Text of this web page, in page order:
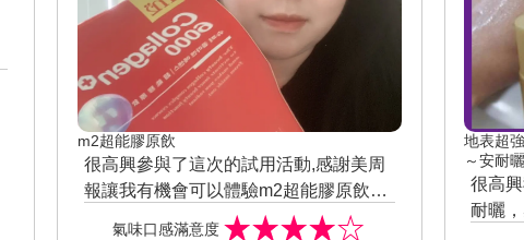
m2超能膠原飲
很高興參與了這次的試用活動,感謝美周
報讓我有機會可以體驗m2超能膠原飲採
用鋁箔袋小包裝的設計小小一包1 盒有八
氣味口感滿意度
地表超
～安耐
很高
耐曬